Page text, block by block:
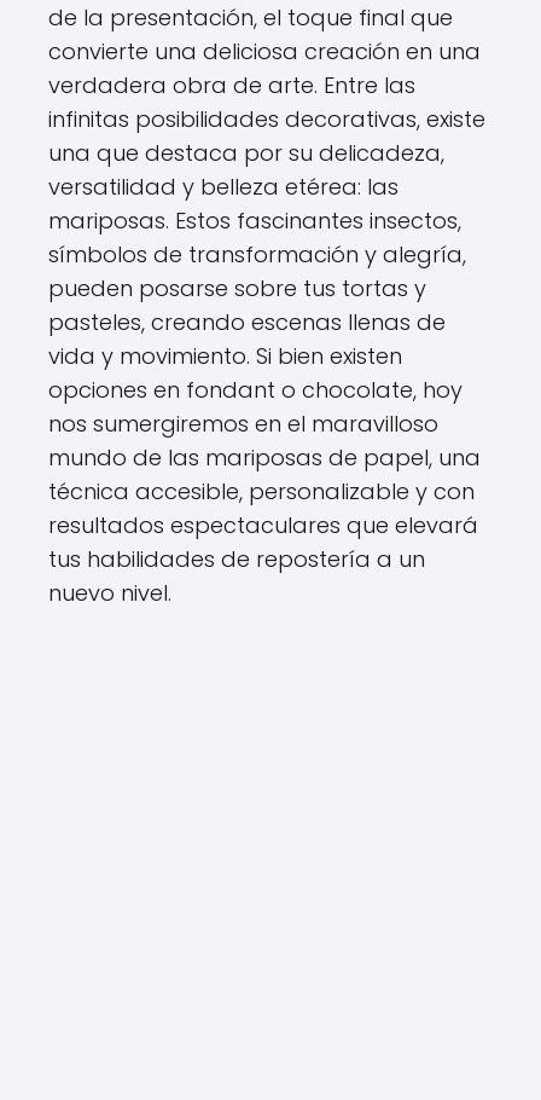
de la presentación, el toque final que
convierte una deliciosa creación en una
verdadera obra de arte. Entre las
infinitas posibilidades decorativas, existe
una que destaca por su delicadeza,
versatilidad y belleza etérea: las
mariposas. Estos fascinantes insectos,
símbolos de transformación y alegría,
pueden posarse sobre tus tortas y
pasteles, creando escenas llenas de
vida y movimiento. Si bien existen
opciones en fondant o chocolate, hoy
nos sumergiremos en el maravilloso
mundo de las mariposas de papel, una
técnica accesible, personalizable y con
resultados espectaculares que elevará
tus habilidades de repostería a un
nuevo nivel.